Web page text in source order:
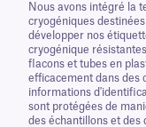
Nous avons intégré la
cryogéniques
développer nos
cryogénique
flacons et tubes en
efficacement dans des
informations
sont protégées de
des échantillons et des